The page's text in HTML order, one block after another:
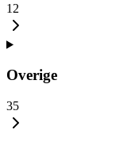
12
Overige
35